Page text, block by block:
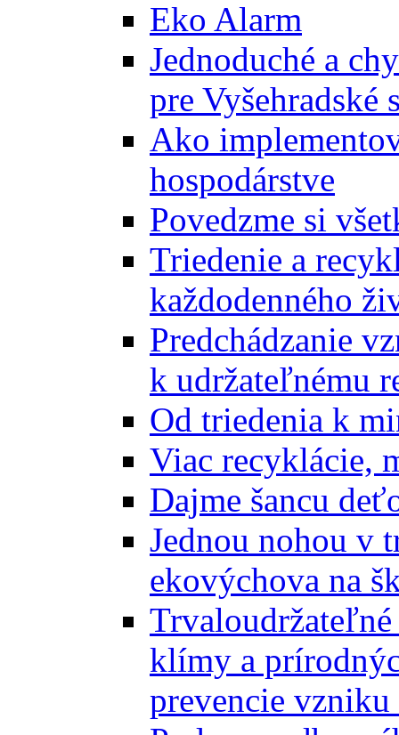
Eko Alarm
Jednoduché a
pre Vyšehradské
Ako
hospodárstve
Povedzme si
Triedenie a
každodenného
Predchádzanie
k udržateľnému
Od triedenia k
Viac recyklácie,
Dajme šancu
Jednou nohou v
ekovýchova na
klímy a
prevencie vzniku